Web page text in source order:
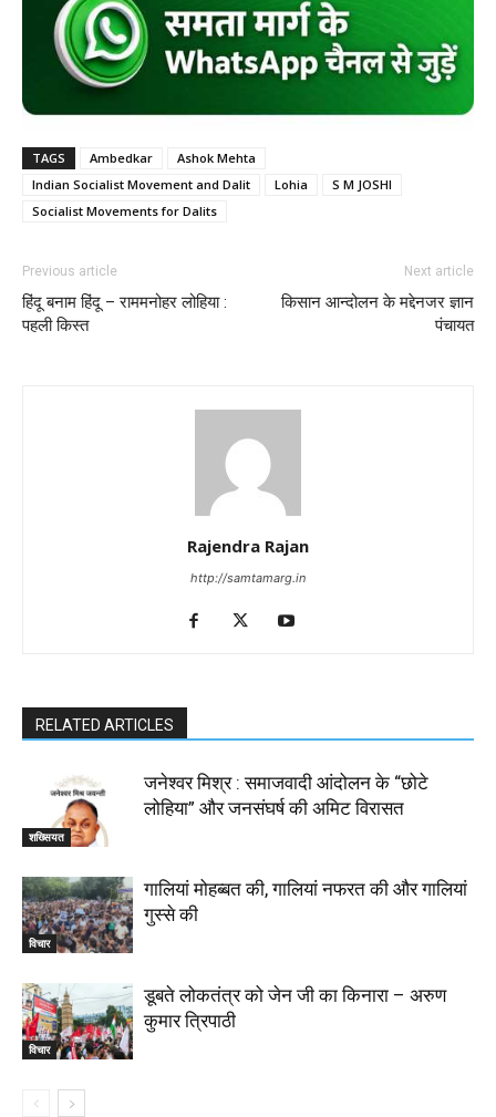
TAGS Ambedkar
Ashok Mehta
Indian Socialist Movement and Dalit
Lohia
S M JOSHI
Socialist Movements for Dalits
Previous article
हिंदू बनाम हिंदू – राममनोहर लोहिया :
पहली किस्त
Next article
किसान आन्दोलन के मद्देनजर ज्ञान
पंचायत
Rajendra Rajan
http://samtamarg.in
RELATED ARTICLES
शख्सियत
जनेश्वर मिश्र : समाजवादी आंदोलन के “छोटे
लोहिया” और जनसंघर्ष की अमिट विरासत
विचार
गालियां मोहब्बत की, गालियां नफरत की और गालियां
गुस्से की
विचार
डूबते लोकतंत्र को जेन जी का किनारा – अरुण
कुमार त्रिपाठी